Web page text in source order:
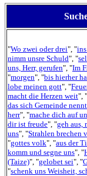
"Wo zwei oder drei", "ins
nimm unsre Schuld", "
uns, Herr, gerufen", "Im
"morgen", "bis hierher
lobe meinen gott", "
macht die Herzen weit", "
das sich Gemeinde nennt
herr", "mache dich auf
dir ist freude", "geh aus,
uns", "Strahlen brechen
"gottes volk", "aus der
komm und segne uns", "
(Taize)", "gelobet sei", "
"schenk uns Weisheit,